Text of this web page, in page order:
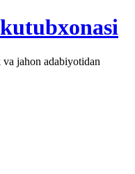
jahon adabiyotidan